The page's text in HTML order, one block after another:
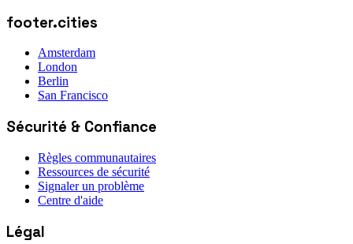
footer.cities
Amsterdam
London
Berlin
San Francisco
Sécurité & Confiance
Règles communautaires
Ressources de sécurité
Signaler un problème
Centre d'aide
Légal